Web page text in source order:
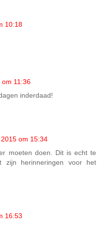
10:18
om 11:36
inderdaad!
om 15:34
moeten doen. Dit is echt te
zijn herinneringen voor het
16:53